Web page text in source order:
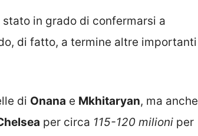
in grado di confermarsi a
di fatto, a termine altre importanti
di Onana e Mkhitaryan, ma anche
per circa 115-120 milioni per